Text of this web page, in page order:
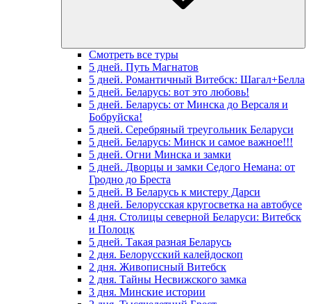
Смотреть все туры
5 дней. Путь Магнатов
5 дней. Романтичный Витебск: Шагал+Белла
5 дней. Беларусь: вот это любовь!
5 дней. Беларусь: от Минска до Версаля и
Бобруйска!
5 дней. Серебряный треугольник Беларуси
5 дней. Беларусь: Минск и самое важное!!!
5 дней. Огни Минска и замки
5 дней. Дворцы и замки Седого Немана: от
Гродно до Бреста
5 дней. В Беларусь к мистеру Дарси
8 дней. Белорусская кругосветка на автобусе
4 дня. Столицы северной Беларуси: Витебск
и Полоцк
5 дней. Такая разная Беларусь
2 дня. Белорусский калейдоскоп
2 дня. Живописный Витебск
2 дня. Тайны Несвижского замка
3 дня. Минские истории